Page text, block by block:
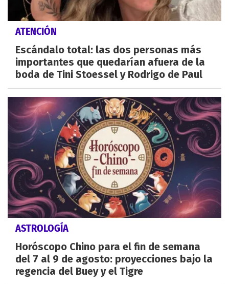
ATENCIÓN
Escándalo total: las dos personas más
importantes que quedarían afuera de la
boda de Tini Stoessel y Rodrigo de Paul
ASTROLOGÍA
Horóscopo Chino para el fin de semana
del 7 al 9 de agosto: proyecciones bajo la
regencia del Buey y el Tigre